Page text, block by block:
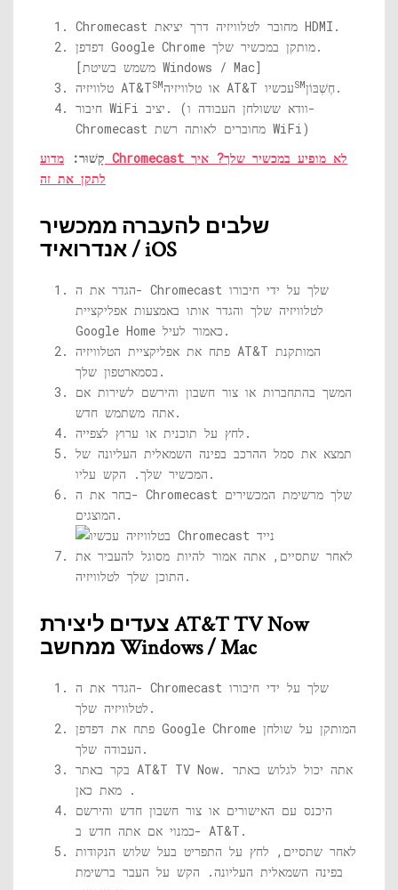
Chromecast מחובר לטלוויזיה דרך יציאת HDMI.
דפדפן Google Chrome מותקן במכשיר שלך.
[משמש בשיטת Windows / Mac]
טלוויזיה AT&TSM או טלוויזיה AT&T עכשיוSM
חֶשְׁבּוֹן.
חיבור WiFi יציב. (וודא ששולחן העבודה ו-
Chromecast מחוברים לאותה רשת WiFi)
קָשׁוּר: מדוע Chromecast לא מופיע במכשיר שלך? איך
לתקן את זה
שלבים להעברה ממכשיר
אנדרואיד / iOS
הגדר את ה- Chromecast שלך על ידי חיבורו
לטלוויזיה שלך והגדר אותו באמצעות אפליקציית
Google Home כאמור לעיל.
פתח את אפליקציית הטלוויזיה AT&T המותקנת
בסמארטפון שלך.
המשך בהתחברות או צור חשבון והירשם לשירות אם
אתה משתמש חדש.
לחץ על תוכנית או ערוץ לצפייה.
תמצא את סמל ההרכב בפינה השמאלית העליונה של
המכשיר שלך. הקש עליו.
בחר את ה- Chromecast שלך מרשימת המכשירים
המוצגים.
לאחר שתסיים, אתה אמור להיות מסוגל להעביר את
התוכן שלך לטלוויזיה.
צעדים ליצירת AT&T TV Now
ממחשב Windows / Mac
הגדר את ה- Chromecast שלך על ידי חיבורו
לטלוויזיה שלך.
פתח את דפדפן Google Chrome המותקן על שולחן
העבודה שלך.
בקר באתר AT&T TV Now. אתה יכול לגלוש באתר
מאת כאן .
היכנס עם האישורים או צור חשבון חדש והירשם
כמנוי אם אתה חדש ב- AT&T.
לאחר שתסיים, לחץ על התפריט בעל שלוש הנקודות
בפינה השמאלית העליונה. הקש על העבר ברשימת